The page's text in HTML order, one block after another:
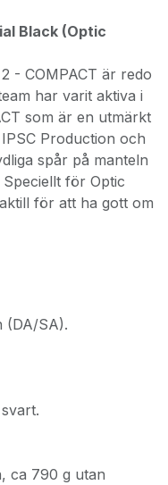
Black (Optic
- COMPACT är redo
har varit aktiva i
som är en utmärkt
Production och
spår på manteln
för Optic
för att ha gott om
(DA/SA).
ca 790 g utan